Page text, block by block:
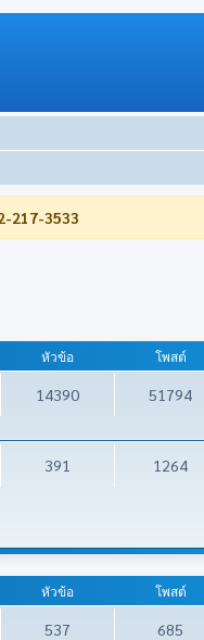
217-3533
หัวข้อ โพสต์
14390 51794
391 1264
หัวข้อ โพสต์
537 685